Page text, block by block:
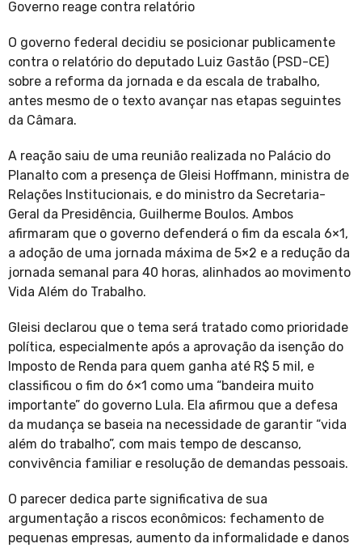
Governo reage contra relatório
O governo federal decidiu se posicionar publicamente
contra o relatório do deputado Luiz Gastão (PSD-CE)
sobre a reforma da jornada e da escala de trabalho,
antes mesmo de o texto avançar nas etapas seguintes
da Câmara.
A reação saiu de uma reunião realizada no Palácio do
Planalto com a presença de Gleisi Hoffmann, ministra de
Relações Institucionais, e do ministro da Secretaria-
Geral da Presidência, Guilherme Boulos. Ambos
afirmaram que o governo defenderá o fim da escala 6×1,
a adoção de uma jornada máxima de 5×2 e a redução da
jornada semanal para 40 horas, alinhados ao movimento
Vida Além do Trabalho.
Gleisi declarou que o tema será tratado como prioridade
política, especialmente após a aprovação da isenção do
Imposto de Renda para quem ganha até R$ 5 mil, e
classificou o fim do 6×1 como uma “bandeira muito
importante” do governo Lula. Ela afirmou que a defesa
da mudança se baseia na necessidade de garantir “vida
além do trabalho”, com mais tempo de descanso,
convivência familiar e resolução de demandas pessoais.
O parecer dedica parte significativa de sua
argumentação a riscos econômicos: fechamento de
pequenas empresas, aumento da informalidade e danos